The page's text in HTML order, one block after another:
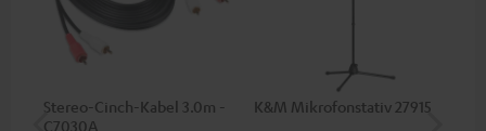
Stereo-Cinch-Kabel 3.0m -
C7030A
K&M Mikrofonstativ 27915